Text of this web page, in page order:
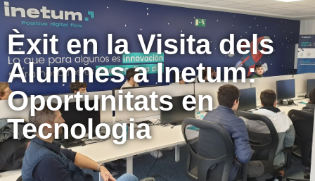
Èxit en la Visita dels
Alumnes a Inetum:
Oportunitats en
Tecnologia